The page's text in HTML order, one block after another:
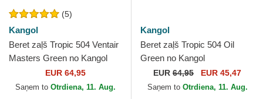
(5)
Kangol
Beret zaļš Tropic 504 Ventair
Masters Green no Kangol
EUR 64,95
Saņem to Otrdiena, 11. Aug.
Kangol
Beret zaļš Tropic 504 Oil
Green no Kangol
EUR 64,95 EUR 45,47
Saņem to Otrdiena, 11. Aug.